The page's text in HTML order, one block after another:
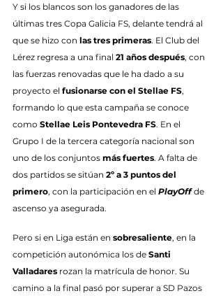
Y si los blancos son los ganadores de las
últimas tres Copa Galicia FS, delante tendrá al
que se hizo con las tres primeras. El Club del
Lérez regresa a una final 21 años después, con
las fuerzas renovadas que le ha dado a su
proyecto el fusionarse con el Stellae FS,
formando lo que esta campaña se conoce
como Stellae Leis Pontevedra FS. En el
Grupo I de la tercera categoría nacional son
uno de los conjuntos más fuertes. A falta de
dos partidos se sitúan 2º a 3 puntos del
primero, con la participación en el PlayOff de
ascenso ya asegurada.
Pero si en Liga están en sobresaliente, en la
competición autonómica los de Santi
Valladares rozan la matrícula de honor. Su
camino a la final pasó por superar a SD Pazos